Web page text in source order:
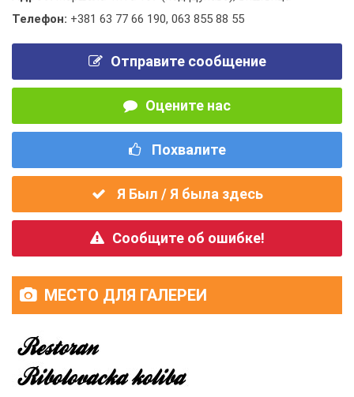
Телефон: +381 63 77 66 190, 063 855 88 55
Отправите сообщение
Оцените нас
Похвалите
Я Был / Я была здесь
Сообщите об ошибке!
МЕСТО ДЛЯ ГАЛЕРЕИ